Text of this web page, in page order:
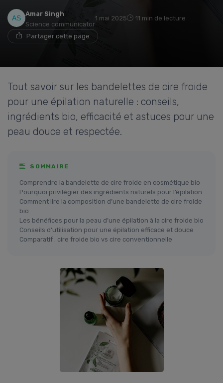
Amar Singh
Science communicator
1 mai 2025 11 min de lecture
Partager cette page
Tout savoir sur les bandelettes de cire froide
pour une épilation naturelle : conseils,
ingrédients bio, efficacité et astuces pour une
peau douce et respectée.
SOMMAIRE
Comprendre la bandelette de cire froide en cosmétique bio
Pourquoi privilégier des ingrédients naturels pour l’épilation
Comment lire la composition d’une bandelette de cire froide
bio
Les bénéfices pour la peau d’une épilation à la cire froide bio
Conseils d’utilisation pour une épilation efficace et douce
Comparatif : cire froide bio vs cire conventionnelle